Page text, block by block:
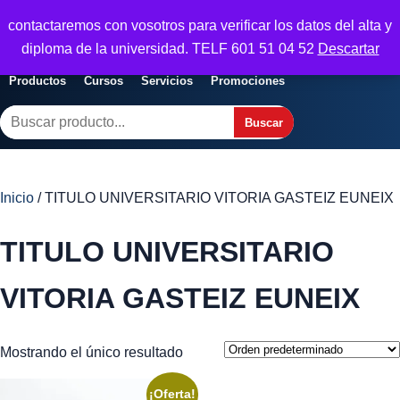
contactaremos con vosotros para verificar los datos del alta y
diploma de la universidad. TELF 601 51 04 52 Descartar
Seguridad y Empresa
empresas
Abrir menu
Productos Cursos Servicios Promociones
Buscar
Buscar
Inicio / TITULO UNIVERSITARIO VITORIA GASTEIZ EUNEIX
TITULO UNIVERSITARIO
VITORIA GASTEIZ EUNEIX
Mostrando el único resultado
¡Oferta!